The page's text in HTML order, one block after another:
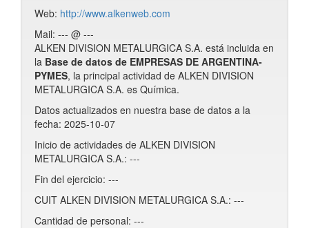
Web: http://www.alkenweb.com
Mail: --- @ ---
ALKEN DIVISION METALURGICA S.A. está incluida en
la Base de datos de EMPRESAS DE ARGENTINA-
PYMES, la principal actividad de ALKEN DIVISION
METALURGICA S.A. es Química.
Datos actualizados en nuestra base de datos a la
fecha: 2025-10-07
Inicio de actividades de ALKEN DIVISION
METALURGICA S.A.: ---
Fin del ejercicio: ---
CUIT ALKEN DIVISION METALURGICA S.A.: ---
Cantidad de personal: ---